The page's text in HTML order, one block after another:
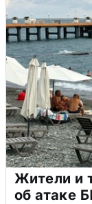
Жители и
об атаке